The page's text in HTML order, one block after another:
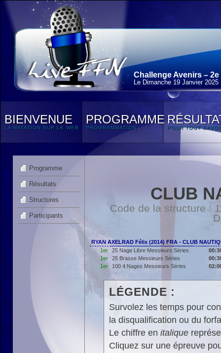
Challenge Avenirs – 2e
Le Dimanche 19 Janvier 2025
BIENVENUE
LA NATATION SUR LE WEB
PROGRAMME
PROGRAMMATION POUR TOUT
Programme
Résultats
Structures
Participants
CLUB
Code de la structure :
RYAN AXELRAD Félix (2014) FRA - CLUB
1er
25 Nage Libre Messieurs Séries
1er
25 Brasse Messieurs Séries
1er
100 4 Nages Messieurs Séries
LÉGENDE :
Survolez les temps pour
la disqualification ou du
Le chiffre en italique
Cliquez sur une épreuve